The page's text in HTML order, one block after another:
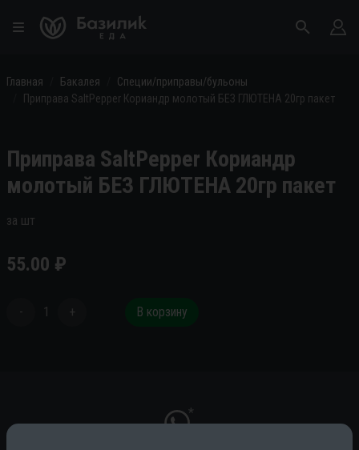
Главная Бакалея
Специи/приправы/бульоны
Приправа SaltPepper Кориандр молотый БЕЗ ГЛЮТЕНА 20гр пакет
Приправа SaltPepper Кориандр
молотый БЕЗ ГЛЮТЕНА 20гр пакет
за шт
55.00 ₽
- 1 + В корзину
*